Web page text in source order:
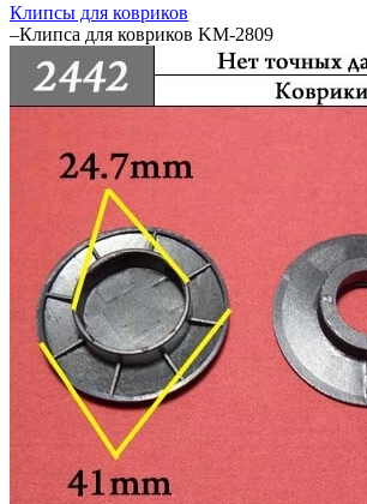
Клипсы для ковриков
–Клипса для ковриков KM-2809